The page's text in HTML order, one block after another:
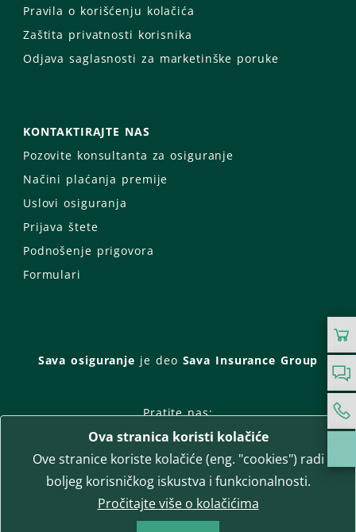
Pravila o korišćenju kolačića
Zaštita privatnosti korisnika
Odjava saglasnosti za marketinške poruke
KONTAKTIRAJTE NAS
Pozovite konsultanta za osiguranje
Načini plaćanja premije
Uslovi osiguranja
Prijava štete
Podnošenje prigovora
Formulari
Sava osiguranje je deo Sava Insurance Group
Pratite nas:
Facebook
Instagram
LinkedIn
Twitter
YouTube
WhatsApp
T-media d.o.o. | napredne komunikacije
Ova stranica koristi kolačiće
Ove stranice koriste kolačiće (eng. "cookies") radi
boljeg korisničkog iskustva i funkcionalnosti.
Pročitajte više o kolačićima